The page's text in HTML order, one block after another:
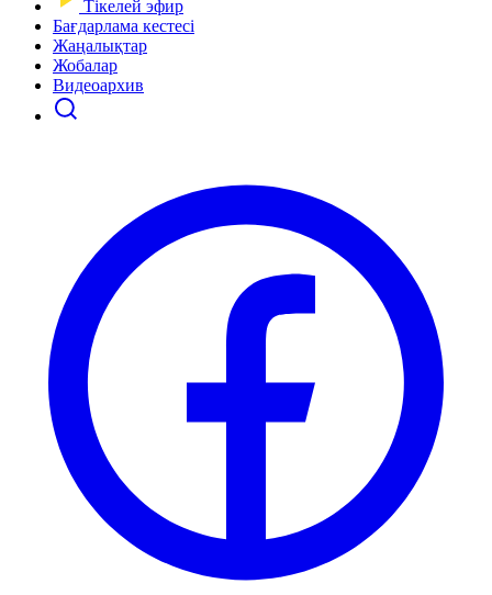
Тікелей эфир
Бағдарлама кестесі
Жаңалықтар
Жобалар
Видеоархив